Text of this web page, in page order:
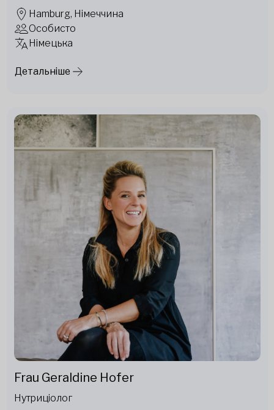
Hamburg, Німеччина
Особисто
Німецька
Детальніше
Frau Geraldine Hofer
Нутриціолог